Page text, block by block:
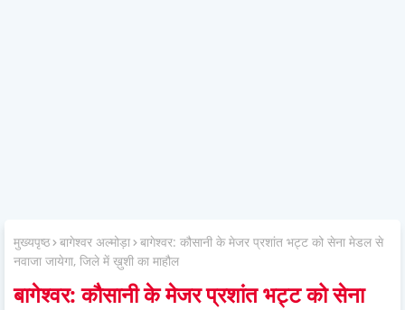
मुख्यपृष्ठ बागेश्वर अल्मोड़ा बागेश्वर: कौसानी के मेजर प्रशांत भट्ट को सेना मेडल से
नवाजा जायेगा, जिले में ख़ुशी का माहौल
बागेश्वर: कौसानी के मेजर प्रशांत भट्ट को सेना